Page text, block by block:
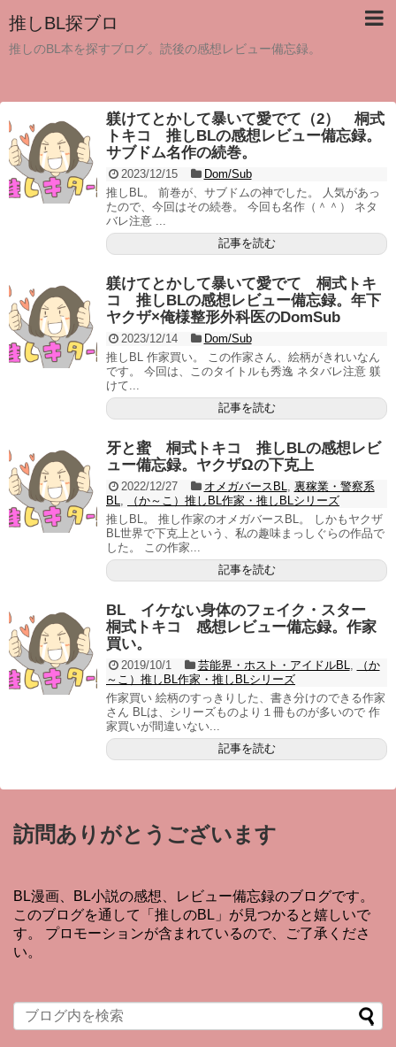
推しBL探ブロ
推しのBL本を探すブログ。読後の感想レビュー備忘録。
躾けてとかして暴いて愛でて（2） 桐式
トキコ 推しBLの感想レビュー備忘録。
サブドム名作の続巻。
2023/12/15
Dom/Sub
推しBL。 前巻が、サブドムの神でした。 人気があっ
たので、今回はその続巻。 今回も名作（＾＾） ネタ
バレ注意 ...
記事を読む
躾けてとかして暴いて愛でて 桐式トキ
コ 推しBLの感想レビュー備忘録。年下
ヤクザ×俺様整形外科医のDomSub
2023/12/14
Dom/Sub
推しBL 作家買い。 この作家さん、絵柄がきれいなん
です。 今回は、このタイトルも秀逸 ネタバレ注意 躾
けて...
記事を読む
牙と蜜 桐式トキコ 推しBLの感想レビ
ュー備忘録。ヤクザΩの下克上
2022/12/27 オメガバースBL, 裏稼業・警察系
BL,
（か～こ）推しBL作家・推しBLシリーズ
推しBL。 推し作家のオメガバースBL。 しかもヤクザ
BL世界で下克上という、私の趣味まっしぐらの作品で
した。 この作家...
記事を読む
BL イケない身体のフェイク・スター
桐式トキコ 感想レビュー備忘録。作家
買い。
2019/10/1 芸能界・ホスト・アイドルBL,
（か
～こ）推しBL作家・推しBLシリーズ
作家買い 絵柄のすっきりした、書き分けのできる作家
さん BLは、シリーズものより１冊ものが多いので 作
家買いが間違いない...
記事を読む
訪問ありがとうございます
BL漫画、BL小説の感想、レビュー備忘録のブログです。
このブログを通して「推しのBL」が見つかると嬉しいで
す。 プロモーションが含まれているので、ご了承くださ
い。